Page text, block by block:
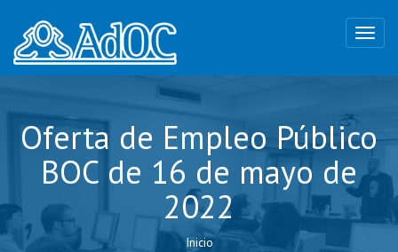
Oferta de Empleo Público
BOC de 16 de mayo de
2022
Inicio